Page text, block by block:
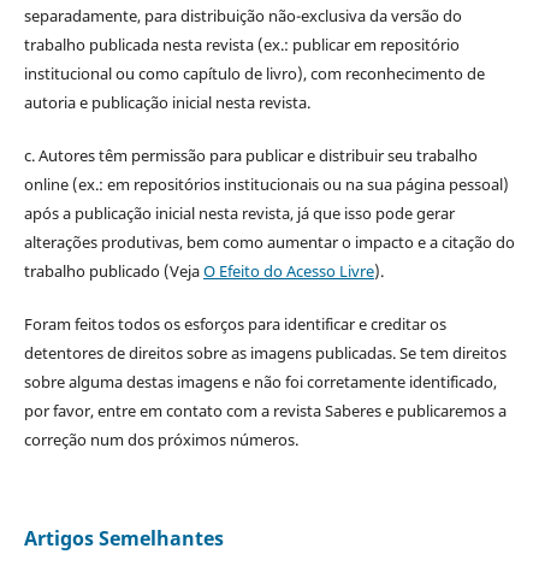
separadamente, para distribuição não-exclusiva da versão do
trabalho publicada nesta revista (ex.: publicar em repositório
institucional ou como capítulo de livro), com reconhecimento de
autoria e publicação inicial nesta revista.
c. Autores têm permissão para publicar e distribuir seu trabalho
online (ex.: em repositórios institucionais ou na sua página pessoal)
após a publicação inicial nesta revista, já que isso pode gerar
alterações produtivas, bem como aumentar o impacto e a citação do
trabalho publicado (VejaO Efeito do Acesso Livre).
Foram feitos todos os esforços para identificar e creditar os
detentores de direitos sobre as imagens publicadas. Se tem direitos
sobre alguma destas imagens e não foi corretamente identificado,
por favor, entre em contato com a revista Saberes e publicaremos a
correção num dos próximos números.
Artigos Semelhantes